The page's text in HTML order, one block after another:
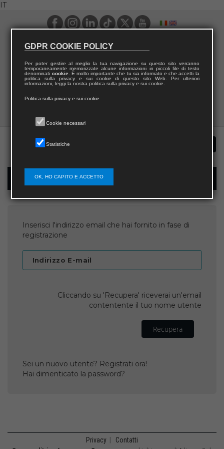
IT
Recupera username
Inserisci l'indirizzo email che hai fornito in fase di
registrazione
Indirizzo E-mail
Cliccando su 'Recupera' riceverai un'email
contentente il tuo nome utente
Recupera
Sei un nuovo utente? Registrati ora!
Hai dimenticato la password?
Privacy Contatti
GDPR COOKIE POLICY
Per poter gestire al meglio la tua navigazione su questo sito verranno
temporaneamente memorizzate alcune informazioni in piccoli file di testo
denominati cookie. È molto importante che tu sia informato e che accetti la
politica sulla privacy e sui cookie di questo sito Web. Per ulteriori
informazioni, leggi la nostra politica sulla privacy e sui cookie.
Politica sulla privacy e sui cookie
Cookie necessari
Statistiche
OK, HO CAPITO E ACCETTO